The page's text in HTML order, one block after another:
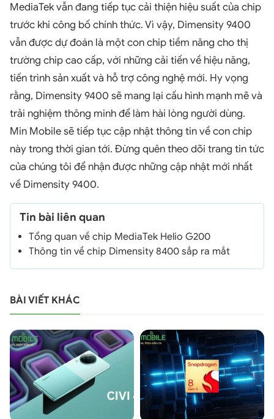
MediaTek vẫn đang tiếp tục cải thiện hiệu suất của chip
trước khi công bố chính thức. Vì vậy, Dimensity 9400
vẫn được dự đoán là một con chip tiềm năng cho thị
trường chip cao cấp, với những cải tiến về hiệu năng,
tiến trình sản xuất và hỗ trợ công nghệ mới. Hy vọng
rằng, Dimensity 9400 sẽ mang lại cấu hình mạnh mẽ và
trải nghiệm thông minh để làm hài lòng người dùng.
Min Mobile sẽ tiếp tục cập nhật thông tin về con chip
này trong thời gian tới. Đừng quên theo dõi trang tin tức
của chúng tôi để nhận được những cập nhật mới nhất
về Dimensity 9400.
Tin bài liên quan
Tổng quan về chip MediaTek Helio G200
Thông tin về chip Dimensity 8400 sắp ra mắt
BÀI VIẾT KHÁC